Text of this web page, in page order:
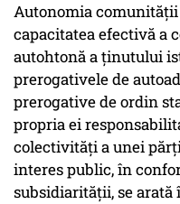
Autonomia
capacitatea efectivă a
autohtonă a ţinutului
prerogativele de
prerogative de ordin
propria ei
colectivităţi a unei
interes public, în
subsidiarităţii, se arată